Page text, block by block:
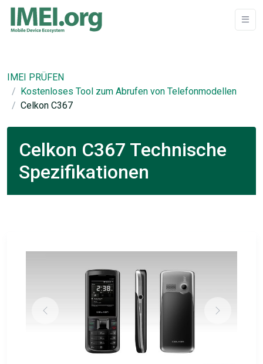
IMEI PRÜFEN
Kostenloses Tool zum Abrufen von Telefonmodellen
Celkon C367
Celkon C367 Technische
Spezifikationen